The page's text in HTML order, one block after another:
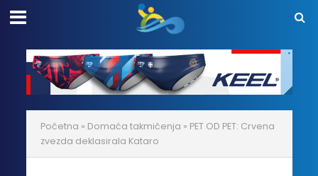
Početna » Domaća takmičenja » PET OD PET: Crvena
zvezda deklasirala Kataro